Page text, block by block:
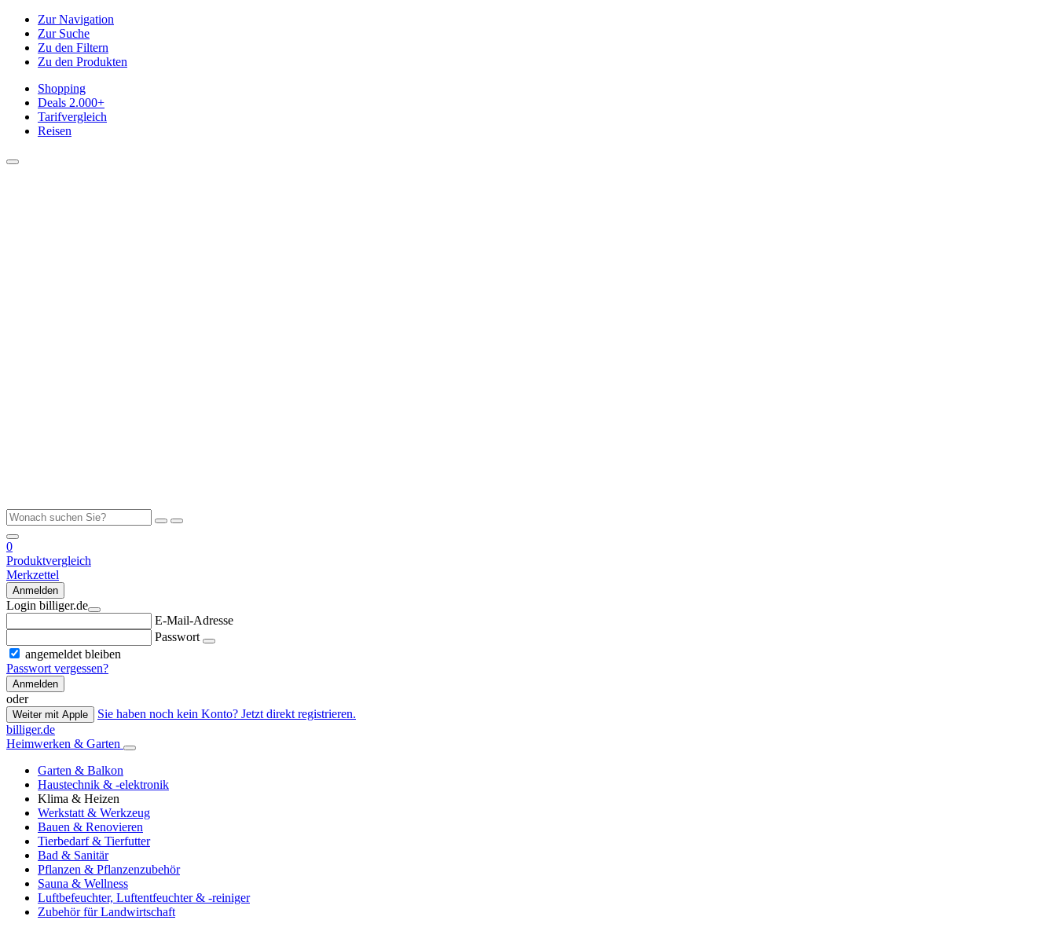
Zur Navigation
Zur Suche
Zu den Filtern
Zu den Produkten
Shopping
Deals 2.000+
Tarifvergleich
Reisen
0
Produktvergleich
Merkzettel
Anmelden
Login billiger.de
E-Mail-Adresse
Passwort
angemeldet bleiben
Passwort vergessen?
Anmelden
oder
Weiter mit Apple
Sie haben noch kein Konto? Jetzt direkt registrieren.
billiger.de
Heimwerken & Garten
Garten & Balkon
Haustechnik & -elektronik
Klima & Heizen
Werkstatt & Werkzeug
Bauen & Renovieren
Tierbedarf & Tierfutter
Bad & Sanitär
Pflanzen & Pflanzenzubehör
Sauna & Wellness
Luftbefeuchter, Luftentfeuchter & -reiniger
Zubehör für Landwirtschaft